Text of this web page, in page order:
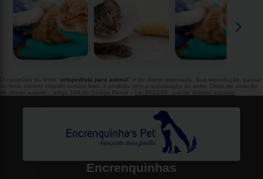
‹ ›
O conteúdo do texto " ortopedista para animal " é de direito reservado. Sua reprodução, parcial
ou total, mesmo citando nossos links, é proibida sem a autorização do autor. Crime de violação
de direito autoral – artigo 184 do Código Penal –
Lei 9610/98 - Lei de direitos autorais
Encrenquinhas